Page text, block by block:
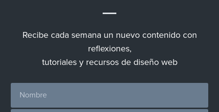
Recibe cada semana un nuevo contenido con
reflexiones,
tutoriales y recursos de diseño web